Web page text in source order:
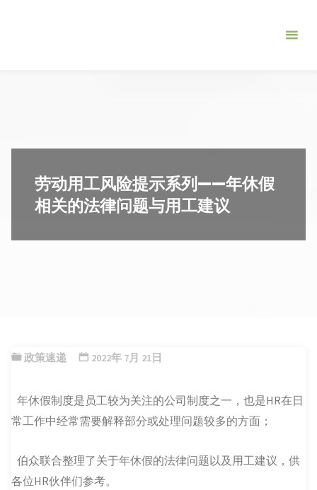
管
有
劳动用工风险提示系列——年休假
相关的法律问题与用工建议
政策速递 2022年 7月 21日
年休假制度是员工较为关注的公司制度之一，也是HR在日
常工作中经常需要解释部分或处理问题较多的方面；
伯众联合整理了关于年休假的法律问题以及用工建议，供
各位HR伙伴们参考。